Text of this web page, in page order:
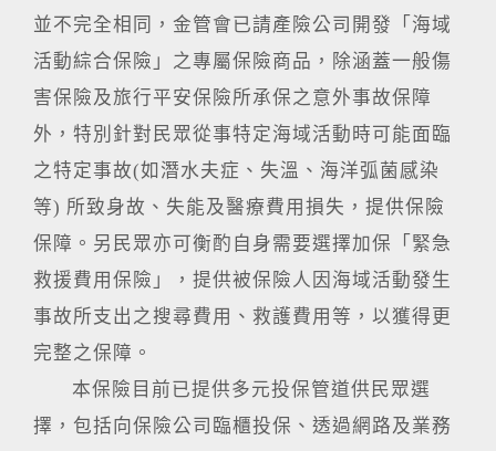
並不完全相同，金管會已請產險公司開發「海域
活動綜合保險」之專屬保險商品，除涵蓋一般傷
害保險及旅行平安保險所承保之意外事故保障
外，特別針對民眾從事特定海域活動時可能面臨
之特定事故(如潛水夫症、失溫、海洋弧菌感染
等) 所致身故、失能及醫療費用損失，提供保險
保障。另民眾亦可衡酌自身需要選擇加保「緊急
救援費用保險」，提供被保險人因海域活動發生
事故所支出之搜尋費用、救護費用等，以獲得更
完整之保障。
本保險目前已提供多元投保管道供民眾選
擇，包括向保險公司臨櫃投保、透過網路及業務